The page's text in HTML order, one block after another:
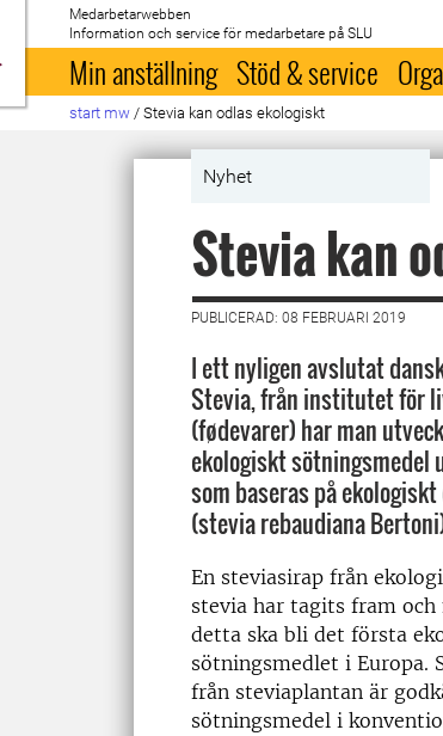
Till startsida
Medarbetarwebben
Information och service för medarbetare på SLU
Min anställning Stöd & service
start mw / Stevia kan odlas ekologiskt
Nyhet
Stevia kan
PUBLICERAD: 08 FEBRUARI 2019
I ett nyligen avslutat
Stevia, från institutet för
(fødevarer) har man
ekologiskt sötningsmedel
som baseras på
(stevia rebaudiana
En steviasirap från
stevia har tagits fram
detta ska bli det första
sötningsmedlet i Europa.
från steviaplantan är
sötningsmedel i